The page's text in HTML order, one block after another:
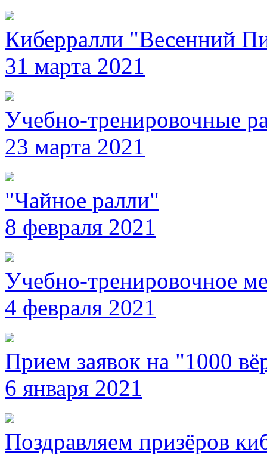
Киберралли "Весенний
31 марта 2021
Учебно-тренировочные
23 марта 2021
"Чайное ралли"
8 февраля 2021
Учебно-тренировочное
4 февраля 2021
Прием заявок на "1000
6 января 2021
Поздравляем призёров